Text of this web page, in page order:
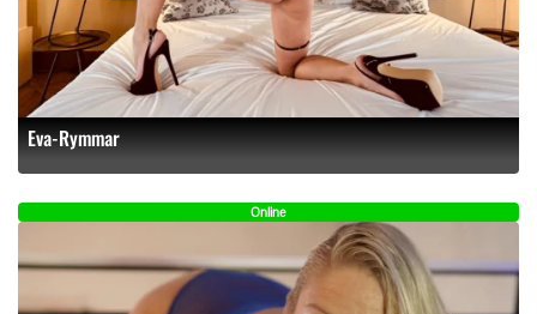
Eva-Rymmar
Online